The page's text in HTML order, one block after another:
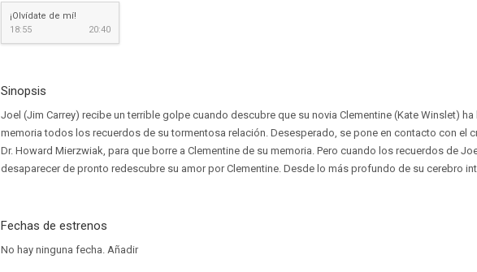
¡Olvídate de mí!
18:55
20:40
Sinopsis
Joel (Jim Carrey) recibe un terrible golpe cuando descubre que su novia Clementine (Kate Winslet)
memoria todos los recuerdos de su tormentosa relación. Desesperado, se pone en contacto con el
Dr. Howard Mierzwiak, para que borre a Clementine de su memoria. Pero cuando los recuerdos de
desaparecer de pronto redescubre su amor por Clementine. Desde lo más profundo de su cerebro
Fechas de estrenos
No hay ninguna fecha. Añadir